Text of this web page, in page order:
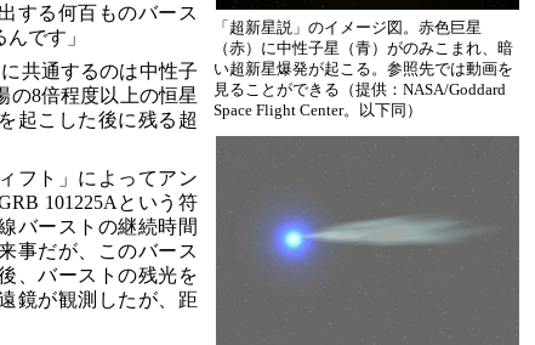
「超新星説」のイメージ図。赤色巨星
（赤）に中性子星（青）がのみこまれ、暗
い超新星爆発が起こる。参照先では動画を
見ることができる（提供：NASA/Goddard
Space Flight Center。以下同）
する何百ものバース
です」
共通するのは中性子
の8倍程度以上の恒星
起こした後に残る超
フト」によってアン
101225Aという符
バーストの継続時間
事だが、このバース
、バーストの残光を
鏡が観測したが、距